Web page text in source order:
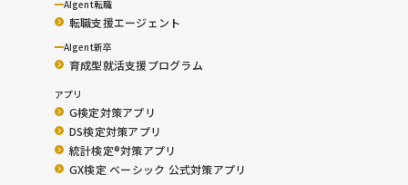
AIgent転職
転職支援エージェント
AIgent新卒
育成型就活支援プログラム
アプリ
G検定対策アプリ
DS検定対策アプリ
統計検定®︎対策アプリ
GX検定 ベーシック 公式対策アプリ